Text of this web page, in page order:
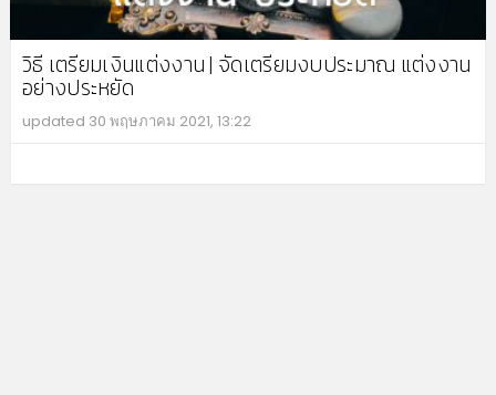
วิธี เตรียมเงินแต่งงาน | จัดเตรียมงบประมาณ แต่งงาน
อย่างประหยัด
updated 30 พฤษภาคม 2021, 13:22